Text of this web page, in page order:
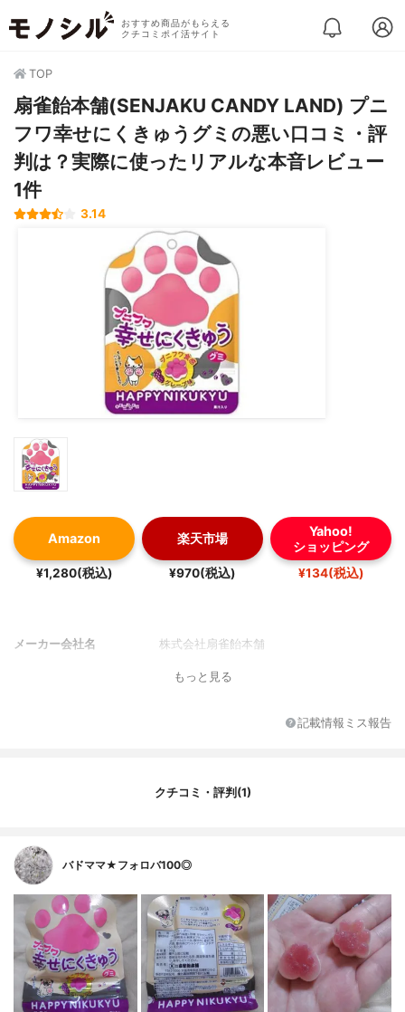
おすすめ商品がもらえる
クチコミポイ活サイト
TOP
扇雀飴本舗(SENJAKU CANDY LAND) プニ
フワ幸せにくきゅうグミの悪い口コミ・評
判は？実際に使ったリアルな本音レビュー
1件
3.14
Amazon
¥1,280(税込)
楽天市場
¥970(税込)
Yahoo!
ショッピング
¥134(税込)
メーカー会社名 株式会社扇雀飴本舗
もっと見る
記載情報ミス報告
クチコミ・評判(1)
バドママ★フォロバ100◎